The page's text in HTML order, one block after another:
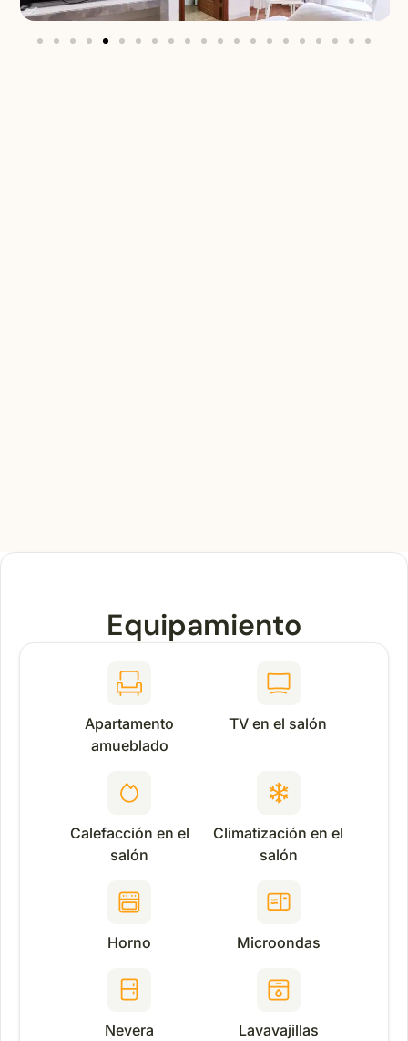
Equipamiento
Apartamento
amueblado
TV en el salón
Calefacción en el
salón
Climatización en el
salón
Horno Microondas
Nevera Lavavajillas